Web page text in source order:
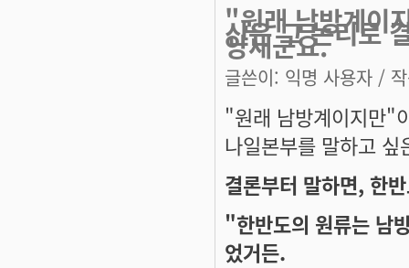
"원래 남방계이
신은 그 논리로
양새군요.
글쓴이: 익명 사용자 /
"원래 남방계이지만"
나일본부를 말하고 싶
결론부터 말하면, 한
"한반도의 원류는 남
었거든.